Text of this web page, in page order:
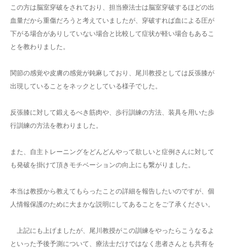
この方は脳室穿破をされており、担当療法士は脳室穿破するほどの出
血量だから重傷だろうと考えていましたが、穿破すれば血による圧が
下がる場合がありしていない場合と比較して症状が軽い場合もあるこ
とを教わりました。
関節の感覚や皮膚の感覚が鈍麻しており、尾川教授としては反張膝が
出現していることをネックとしている様子でした。
反張膝に対して鍛えるべき筋肉や、歩行訓練の方法、装具を用いた歩
行訓練の方法を教わりました。
また、自主トレーニングをどんどんやって欲しいと症例さんに対して
も発破を掛けて頂きモチベーションの向上にも繋がりました。
本当は教授から教えてもらったことの詳細を報告したいのですが、個
人情報保護のために大まかな説明にしてあることをご了承ください。
上記にも上げましたが、尾川教授がこの訓練をやったらこうなるよ
といった予後予測について、療法士だけではなく患者さんとも共有を